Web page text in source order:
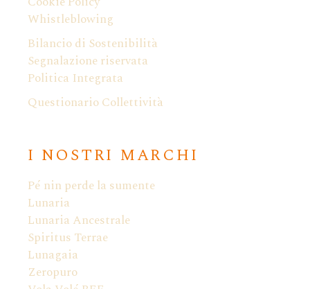
Whistleblowing
Bilancio di Sostenibilità
Segnalazione riservata
Politica Integrata
Questionario Collettività
I NOSTRI MARCHI
Pé nin perde la sumente
Lunaria
Lunaria Ancestrale
Spiritus Terrae
Lunagaia
Zeropuro